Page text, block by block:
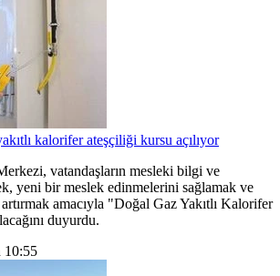
kalorifer ateşçiliği kursu açılıyor
vatandaşların mesleki bilgi ve
yeni bir meslek edinmelerini sağlamak ve
amacıyla "Doğal Gaz Yakıtlı Kalorifer
duyurdu.
10:55